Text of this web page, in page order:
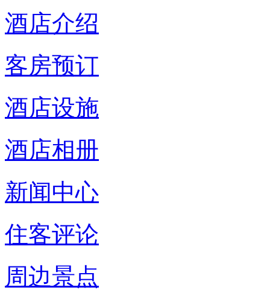
酒店介绍
客房预订
酒店设施
酒店相册
新闻中心
住客评论
周边景点